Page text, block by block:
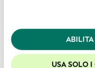
informazioni, siete
Politica in materia di
Per usufruire della
web, consigliamo di
USA SOLO I